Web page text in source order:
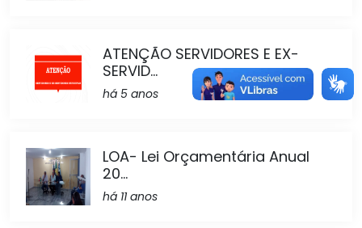
ATENÇÃO SERVIDORES E EX-
SERVID...
há 5 anos
LOA- Lei Orçamentária Anual
20...
há 11 anos